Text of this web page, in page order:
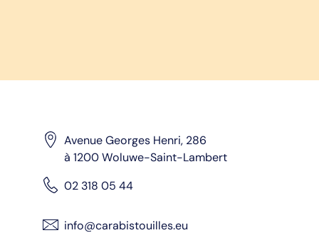
Avenue Georges Henri, 286
à 1200 Woluwe-Saint-Lambert
02 318 05 44
info@carabistouilles.eu